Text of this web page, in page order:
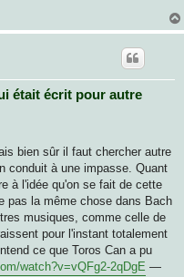
était écrit pour autre
bien sûr il faut chercher autre
conduit à une impasse. Quant
à l'idée qu'on se fait de cette
pas la même chose dans Bach
musiques, comme celle de
pour l'instant totalement
ce que Toros Can a pu
watch?v=vQFg2-2qDgE —